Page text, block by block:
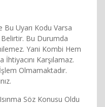
Bu Uyarı Kodu Varsa
Belirtir. Bu Durumda
Yani Kombi Hem
İhtiyacını Karşılamaz.
Olmamaktadır.
Söz Konusu Oldu